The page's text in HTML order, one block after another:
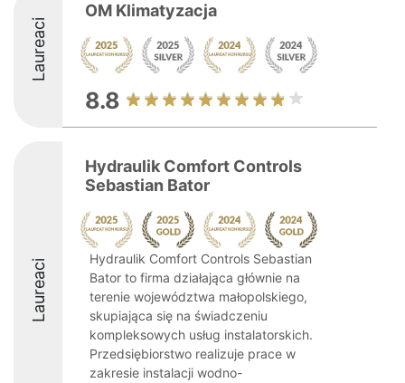
Laureaci
OM Klimatyzacja
8.8
Laureaci
Hydraulik Comfort Controls
Sebastian Bator
Hydraulik Comfort Controls Sebastian
Bator to firma działająca głównie na
terenie województwa małopolskiego,
skupiająca się na świadczeniu
kompleksowych usług instalatorskich.
Przedsiębiorstwo realizuje prace w
zakresie instalacji wodno-